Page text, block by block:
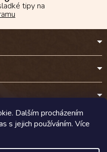
Dalším procházením
s jejich používáním. Více
tipy na